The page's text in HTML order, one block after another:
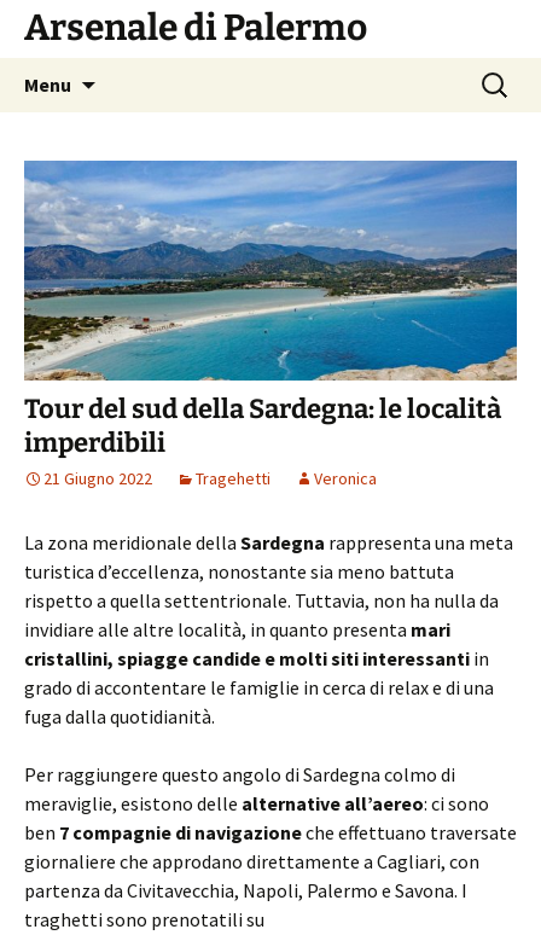
Arsenale di Palermo
Menu
Ricerca
per:
Tour del sud della Sardegna: le località
imperdibili
21 Giugno 2022 Tragehetti Veronica
La zona meridionale della Sardegna rappresenta una meta
turistica d’eccellenza, nonostante sia meno battuta
rispetto a quella settentrionale. Tuttavia, non ha nulla da
invidiare alle altre località, in quanto presenta mari
cristallini, spiagge candide e molti siti interessanti in
grado di accontentare le famiglie in cerca di relax e di una
fuga dalla quotidianità.
Per raggiungere questo angolo di Sardegna colmo di
meraviglie, esistono delle alternative all’aereo: ci sono
ben 7 compagnie di navigazioneche effettuano traversate
giornaliere che approdano direttamente a Cagliari, con
partenza da Civitavecchia, Napoli, Palermo e Savona. I
traghetti sono prenotatili su